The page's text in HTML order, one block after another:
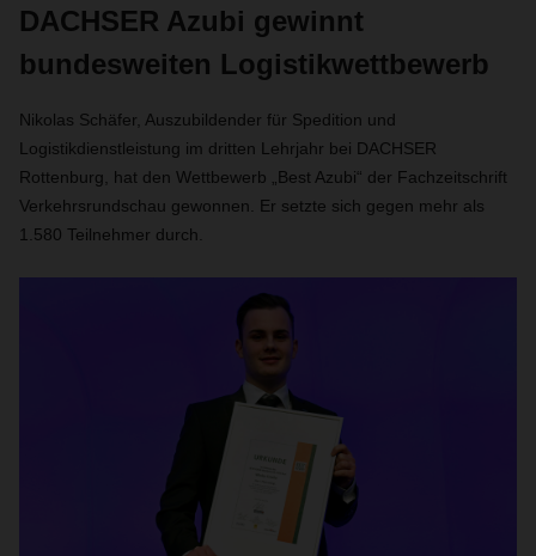
DACHSER Azubi gewinnt
bundesweiten Logistikwettbewerb
Nikolas Schäfer, Auszubildender für Spedition und
Logistikdienstleistung im dritten Lehrjahr bei DACHSER
Rottenburg, hat den Wettbewerb „Best Azubi“ der Fachzeitschrift
Verkehrsrundschau gewonnen. Er setzte sich gegen mehr als
1.580 Teilnehmer durch.